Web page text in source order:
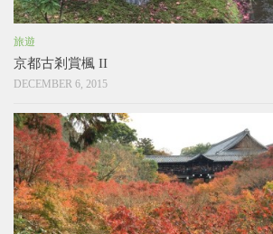
旅遊
京都古剎賞楓 II
DECEMBER 6, 2015